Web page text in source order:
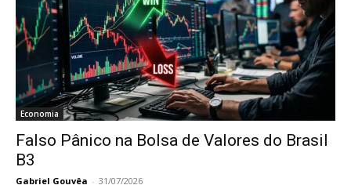
Economia
Falso Pânico na Bolsa de Valores do Brasil
B3
Gabriel Gouvêa - 31/07/2026